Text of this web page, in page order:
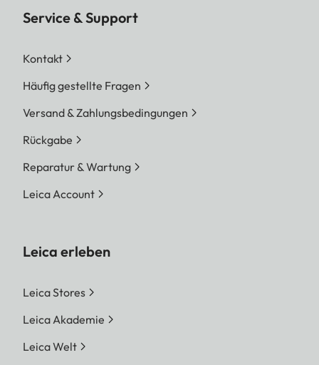
Service & Support
Kontakt
Häufig gestellte Fragen
Versand & Zahlungsbedingungen
Rückgabe
Reparatur & Wartung
Leica Account
Leica erleben
Leica Stores
Leica Akademie
Leica Welt